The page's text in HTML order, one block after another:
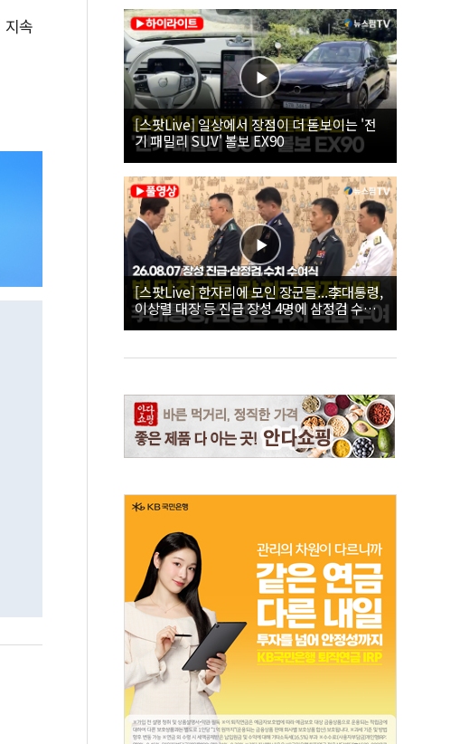
속
[스팟Live] 일상에서 장점이 더 돋보이는 '전
기 패밀리 SUV' 볼보 EX90
[스팟Live] 한자리에 모인 장군들...李대통령,
이상렬 대장 등 진급 장성 4명에 삼정검 수치
직접 수여｜26.08.07 장성 진급·삼정검 수치